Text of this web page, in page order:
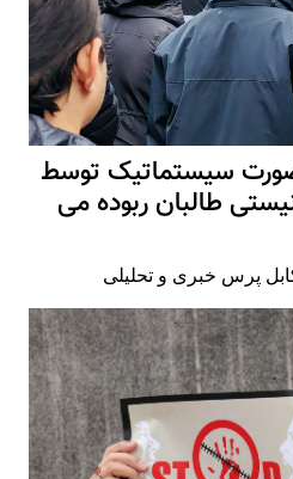
سیستماتیک توسط
طالبان ربوده می
پرس خبری و تحلیلی